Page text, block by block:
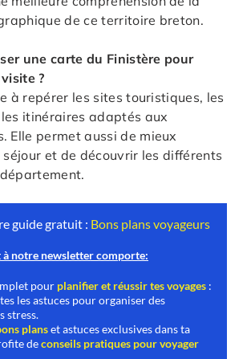
de ce territoire breton.
une carte du Finistère pour
?
à repérer les sites touristiques, les
itinéraires adaptés aux
Elle permet aussi de mieux
et de découvrir les différents